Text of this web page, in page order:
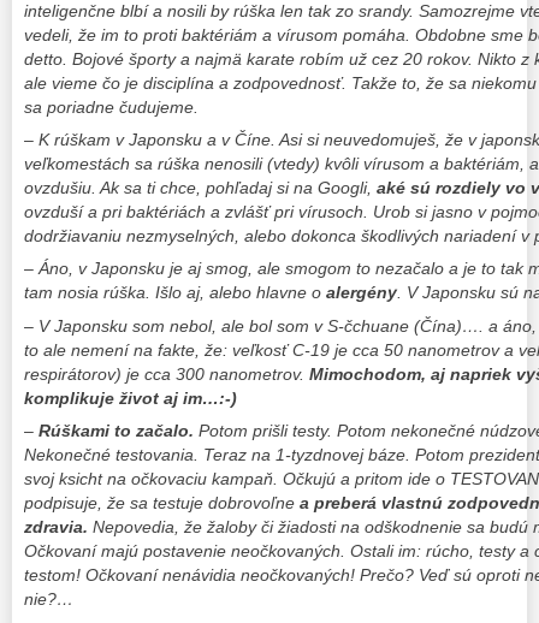
inteligenčne blbí a nosili by rúška len tak zo srandy. Samozrejme
vedeli, že im to proti baktériám a vírusom pomáha. Obdobne sme
detto. Bojové športy a najmä karate robím už cez 20 rokov. Nikto z
ale vieme čo je disciplína a zodpovednosť. Takže to, že sa
sa poriadne čudujeme.
– K rúškam v Japonsku a v Číne. Asi si neuvedomuješ, že v
veľkomestách sa rúška nenosili (vtedy) kvôli vírusom a baktériám,
ovzdušiu. Ak sa ti chce, pohľadaj si na Googli, aké sú rozdiely vo
ovzduší a pri baktériách a zvlášť pri vírusoch. Urob si jasno v
dodržiavaniu nezmyselných, alebo dokonca škodlivých nariadení v
– Áno, v Japonsku je aj smog, ale smogom to nezačalo a je to tak
tam nosia rúška. Išlo aj, alebo hlavne o alergény. V Japonsku sú
– V Japonsku som nebol, ale bol som v S-čchuane (Čína)…. a
to ale nemení na fakte, že: veľkosť C-19 je cca 50 nanometrov a
respirátorov) je cca 300 nanometrov. Mimochodom, aj napriek
komplikuje život aj im…:-)
– Rúškami to začalo. Potom prišli testy. Potom nekonečné
Nekonečné testovania. Teraz na 1-tyzdnovej báze. Potom
svoj ksicht na očkovaciu kampaň. Očkujú a pritom ide o
podpisuje, že sa testuje dobrovoľne a preberá vlastnú
zdravia. Nepovedia, že žaloby či žiadosti na odškodnenie sa budú
Očkovaní majú postavenie neočkovaných. Ostali im: rúcho, testy a
testom! Očkovaní nenávidia neočkovaných! Prečo? Veď sú oproti
nie?…